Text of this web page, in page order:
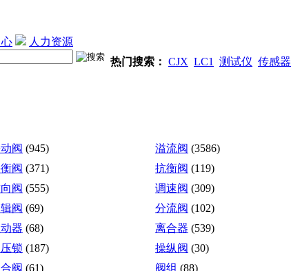
人力资源
热门搜索： CJX LC1 测试仪 传感器
阀 (945) 溢流阀 (3586)
阀 (371) 抗衡阀 (119)
阀 (555) 调速阀 (309)
阀 (69) 分流阀 (102)
器 (68) 离合器 (539)
锁 (187) 操纵阀 (30)
阀 (61) 阀组 (88)